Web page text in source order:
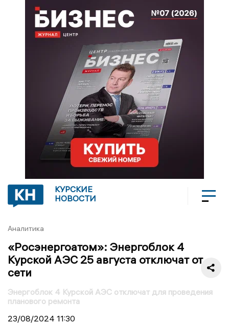
КУРСКИЕ
НОВОСТИ
Аналитика
«Росэнергоатом»: Энергоблок 4
Курской АЭС 25 августа отключат от
сети
Энергоблок 4 Курской АЭС отключат для проведения
планового ремонта
23/08/2024 11:30